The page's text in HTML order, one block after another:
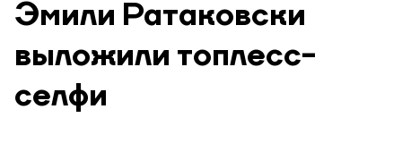
Эмили Ратаковски
выложили топлесс-
селфи